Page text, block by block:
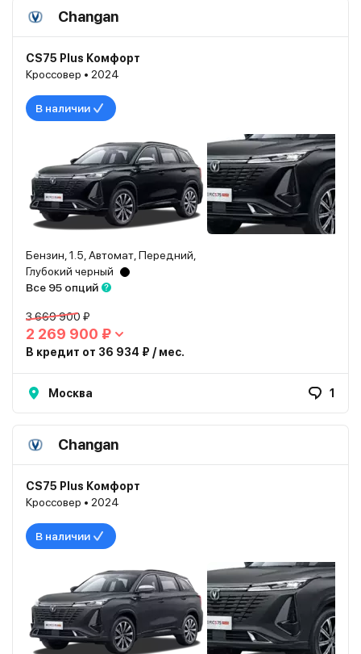
Changan
CS75 Plus Комфорт
Кроссовер • 2024
В наличии
Бензин, 1.5, Автомат, Передний,
Глубокий черный
Все 95 опций
3 669 900 ₽
2 269 900 ₽
В кредит от 36 934 ₽ / мес.
Москва 1
Changan
CS75 Plus Комфорт
Кроссовер • 2024
В наличии